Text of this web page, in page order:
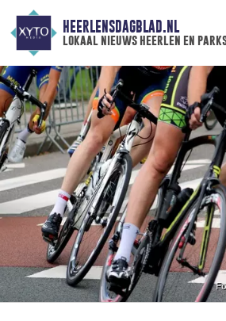
HEERLENSDAGBLAD.NL
lokaal nieuws heerlen en